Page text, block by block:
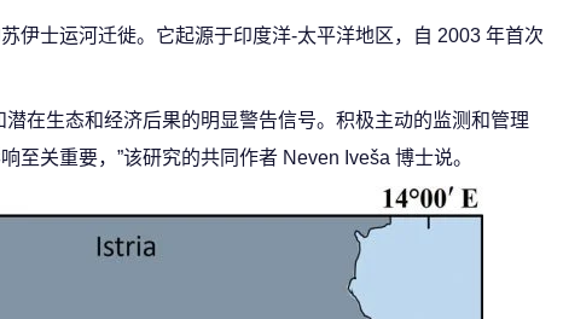
伊士运河迁徙。它起源于印度洋-太平洋地区，自 2003 年首次
在生态和经济后果的明显警告信号。积极主动的监测和管理
关重要，”该研究的共同作者 Neven Iveša 博士说。